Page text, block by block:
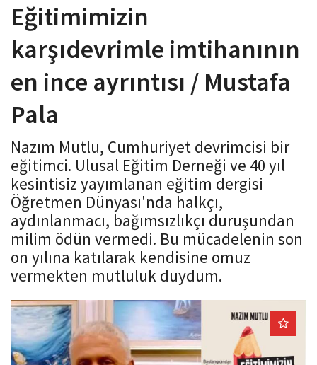
g
t
o
n
Eğitimimizin
karşıdevrimle imtihanının
en ince ayrıntısı / Mustafa
Pala
Nazım Mutlu, Cumhuriyet devrimcisi bir
eğitimci. Ulusal Eğitim Derneği ve 40 yıl
kesintisiz yayımlanan eğitim dergisi
Öğretmen Dünyası'nda halkçı,
aydınlanmacı, bağımsızlıkçı duruşundan
milim ödün vermedi. Bu mücadelenin son
on yılına katılarak kendisine omuz
vermekten mutluluk duydum.